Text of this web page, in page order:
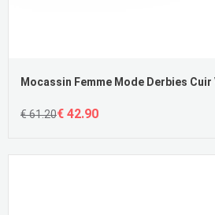
€ 61.20€ 42.90